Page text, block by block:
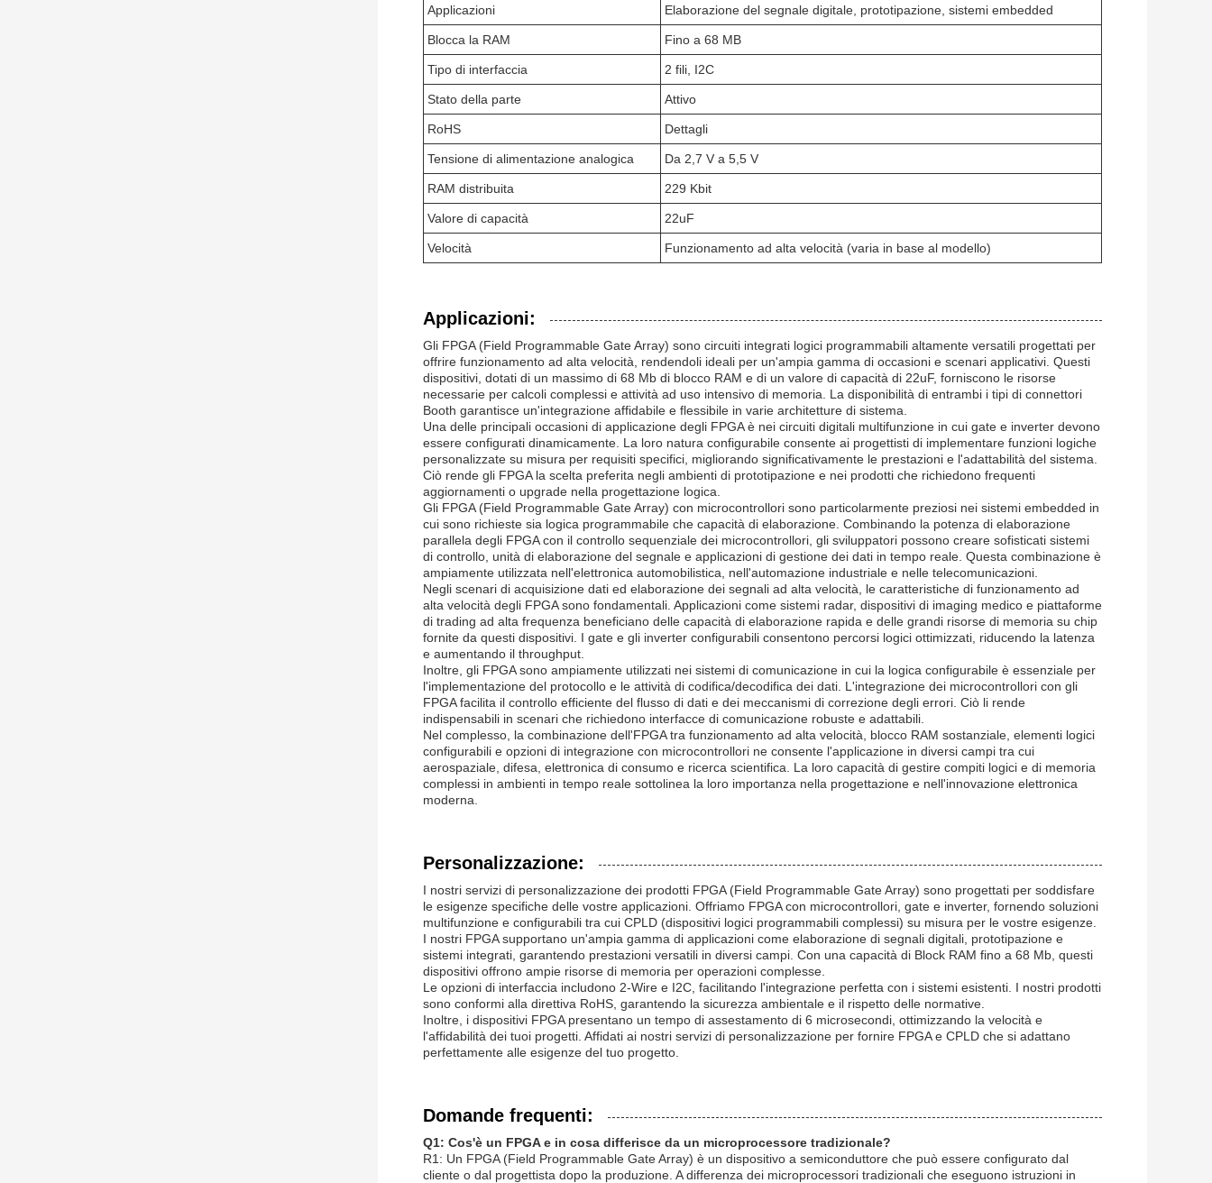
Applicazioni Elaborazione del segnale digitale, prototipazione, sistemi embedded
Blocca la RAM Fino a 68 MB
Tipo di interfaccia 2 fili, I2C
Stato della parte Attivo
RoHS Dettagli
Tensione di alimentazione analogica Da 2,7 V a 5,5 V
RAM distribuita 229 Kbit
Valore di capacità 22uF
Velocità Funzionamento ad alta velocità (varia in base al modello)
Applicazioni:
Gli FPGA (Field Programmable Gate Array) sono circuiti integrati logici programmabili altamente versatili progettati per
offrire funzionamento ad alta velocità, rendendoli ideali per un'ampia gamma di occasioni e scenari applicativi. Questi
dispositivi, dotati di un massimo di 68 Mb di blocco RAM e di un valore di capacità di 22uF, forniscono le risorse
necessarie per calcoli complessi e attività ad uso intensivo di memoria. La disponibilità di entrambi i tipi di connettori
Booth garantisce un'integrazione affidabile e flessibile in varie architetture di sistema.
Una delle principali occasioni di applicazione degli FPGA è nei circuiti digitali multifunzione in cui gate e inverter devono
essere configurati dinamicamente. La loro natura configurabile consente ai progettisti di implementare funzioni logiche
personalizzate su misura per requisiti specifici, migliorando significativamente le prestazioni e l'adattabilità del sistema.
Ciò rende gli FPGA la scelta preferita negli ambienti di prototipazione e nei prodotti che richiedono frequenti
aggiornamenti o upgrade nella progettazione logica.
Gli FPGA (Field Programmable Gate Array) con microcontrollori sono particolarmente preziosi nei sistemi embedded in
cui sono richieste sia logica programmabile che capacità di elaborazione. Combinando la potenza di elaborazione
parallela degli FPGA con il controllo sequenziale dei microcontrollori, gli sviluppatori possono creare sofisticati sistemi
di controllo, unità di elaborazione del segnale e applicazioni di gestione dei dati in tempo reale. Questa combinazione è
ampiamente utilizzata nell'elettronica automobilistica, nell'automazione industriale e nelle telecomunicazioni.
Negli scenari di acquisizione dati ed elaborazione dei segnali ad alta velocità, le caratteristiche di funzionamento ad
alta velocità degli FPGA sono fondamentali. Applicazioni come sistemi radar, dispositivi di imaging medico e piattaforme
di trading ad alta frequenza beneficiano delle capacità di elaborazione rapida e delle grandi risorse di memoria su chip
fornite da questi dispositivi. I gate e gli inverter configurabili consentono percorsi logici ottimizzati, riducendo la latenza
e aumentando il throughput.
Inoltre, gli FPGA sono ampiamente utilizzati nei sistemi di comunicazione in cui la logica configurabile è essenziale per
l'implementazione del protocollo e le attività di codifica/decodifica dei dati. L'integrazione dei microcontrollori con gli
FPGA facilita il controllo efficiente del flusso di dati e dei meccanismi di correzione degli errori. Ciò li rende
indispensabili in scenari che richiedono interfacce di comunicazione robuste e adattabili.
Nel complesso, la combinazione dell'FPGA tra funzionamento ad alta velocità, blocco RAM sostanziale, elementi logici
configurabili e opzioni di integrazione con microcontrollori ne consente l'applicazione in diversi campi tra cui
aerospaziale, difesa, elettronica di consumo e ricerca scientifica. La loro capacità di gestire compiti logici e di memoria
complessi in ambienti in tempo reale sottolinea la loro importanza nella progettazione e nell'innovazione elettronica
moderna.
Personalizzazione:
I nostri servizi di personalizzazione dei prodotti FPGA (Field Programmable Gate Array) sono progettati per soddisfare
le esigenze specifiche delle vostre applicazioni. Offriamo FPGA con microcontrollori, gate e inverter, fornendo soluzioni
multifunzione e configurabili tra cui CPLD (dispositivi logici programmabili complessi) su misura per le vostre esigenze.
I nostri FPGA supportano un'ampia gamma di applicazioni come elaborazione di segnali digitali, prototipazione e
sistemi integrati, garantendo prestazioni versatili in diversi campi. Con una capacità di Block RAM fino a 68 Mb, questi
dispositivi offrono ampie risorse di memoria per operazioni complesse.
Le opzioni di interfaccia includono 2-Wire e I2C, facilitando l'integrazione perfetta con i sistemi esistenti. I nostri prodotti
sono conformi alla direttiva RoHS, garantendo la sicurezza ambientale e il rispetto delle normative.
Inoltre, i dispositivi FPGA presentano un tempo di assestamento di 6 microsecondi, ottimizzando la velocità e
l'affidabilità dei tuoi progetti. Affidati ai nostri servizi di personalizzazione per fornire FPGA e CPLD che si adattano
perfettamente alle esigenze del tuo progetto.
Domande frequenti:
Q1: Cos'è un FPGA e in cosa differisce da un microprocessore tradizionale?
R1: Un FPGA (Field Programmable Gate Array) è un dispositivo a semiconduttore che può essere configurato dal
cliente o dal progettista dopo la produzione. A differenza dei microprocessori tradizionali che eseguono istruzioni in